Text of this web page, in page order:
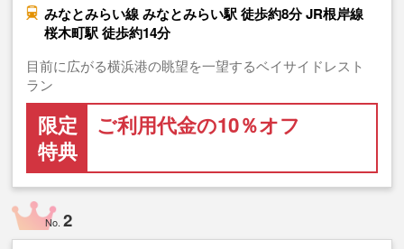
みなとみらい線 みなとみらい駅 徒歩約8分 JR根岸線
桜木町駅 徒歩約14分
目前に広がる横浜港の眺望を一望するベイサイドレスト
ラン
限定
特典
ご利用代金の10％オフ
No.2